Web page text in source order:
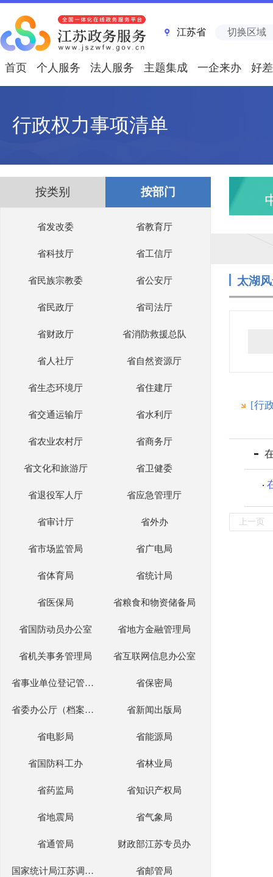
江苏省 切换区域
首页 个人服务 法人服务 主题集成 一企来办 好
行政权力事项清单
按类别 按部门
省发改委 省教育厅
省科技厅 省工信厅
省民族宗教委 省公安厅
省民政厅 省司法厅
省财政厅 省消防救援总队
省人社厅 省自然资源厅
省生态环境厅 省住建厅
省交通运输厅 省水利厅
省农业农村厅 省商务厅
省文化和旅游厅 省卫健委
省退役军人厅 省应急管理厅
省审计厅 省外办
省市场监管局 省广电局
省体育局 省统计局
省医保局 省粮食和物资储备局
省国防动员办公室 省地方金融管理局
省机关事务管理局 省互联网信息办公室
省事业单位登记管理部门 省保密局
省委办公厅（档案局） 省新闻出版局
省电影局 省能源局
省国防科工办 省林业局
省药监局 省知识产权局
省地震局 省气象局
省通管局 财政部江苏专员办
国家统计局江苏调查总队 省邮管局
太湖
[行
上一页